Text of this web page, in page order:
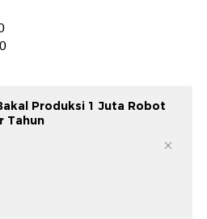
Produksi 1 Juta Robot
Tahun